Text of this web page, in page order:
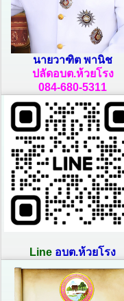
นายวาฑิต พานิช
ปลัดอบต.ห้วยโรง
084-680-5311
Line อบต.ห้วยโรง